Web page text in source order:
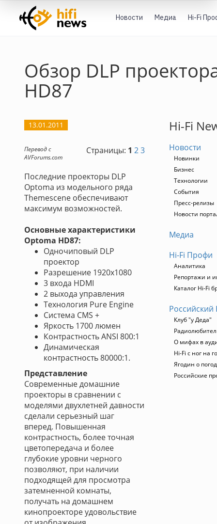
Новости Медиа Hi-Fi
Обзор DLP
HD87
13.01.2011
Страницы: 1 23
Перевод с
AVForums.com
Последние проекторы DLP
Optoma из модельного ряда
Themescene обеспечивают
максимум возможностей.
Основные характеристики
Optoma HD87:
Одночиповый DLP
проектор
Разрешение 1920x1080
3 входа HDMI
2 выхода управления
Технология Pure Engine
Система CMS +
Яркость 1700 люмен
Контрастность ANSI 800:1
Динамическая
контрастность 80000:1.
Представление
Современные домашние
проекторы в сравнении с
моделями двухлетней давности
сделали серьезный шаг
вперед. Повышенная
контрастность, более точная
цветопередача и более
глубокие уровни черного
позволяют, при наличии
подходящей для просмотра
затемненной комнаты,
получать на домашнем
кинопроекторе удовольствие
Hi-Fi
Новости
Новинки
Бизнес
Технологии
События
Пресс-релизы
Новости
Медиа
Hi-Fi Профи
Аналитика
Репортажи и
Каталог Hi-Fi
Российский
Клуб "у Деда"
О мифах в
Hi-Fi с ног на
Ягодин о
Российские